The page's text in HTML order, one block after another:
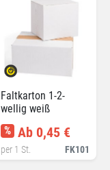
Faltkarton 1-2-
wellig weiß
FK101
% Ab 0,45 €
per 1 St.